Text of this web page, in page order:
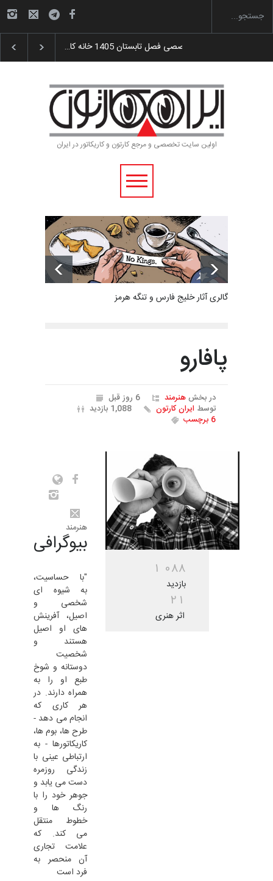
گزارش تصویری آیین اختتامیه و اهدای جوایز سوم…
اولین سایت تخصصی و مرجع کارتون و کاریکاتور در ایران
گالری آثار خلیج فارس و تنگه هرمز
پافارو
در بخشهنرمند
6 روز قبل
توسط ایران کارتون
1,088 بازدید
6 برچسب
1 088
بازدید
2 1
اثر هنری
هنرمند
بیوگرافی
"با حساسیت،
به شیوه ای
شخصی و
اصیل، آفرینش
های او اصیل
هستند و
شخصیت
دوستانه و شوخ
طبع او را به
همراه دارند. در
هر کاری که
انجام می دهد -
طرح ها، بوم ها،
کاریکاتورها - به
ارتباطی عینی با
زندگی روزمره
دست می یابد و
جوهر خود را با
رنگ ها و
خطوط منتقل
می کند. که
علامت تجاری
آن منحصر به
فرد است